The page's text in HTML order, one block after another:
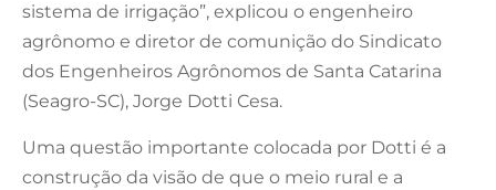
sistema de irrigação”, explicou o engenheiro
agrônomo e diretor de comunição do Sindicato
dos Engenheiros Agrônomos de Santa Catarina
(Seagro-SC), Jorge Dotti Cesa.
Uma questão importante colocada por Dotti é a
construção da visão de que o meio rural e a